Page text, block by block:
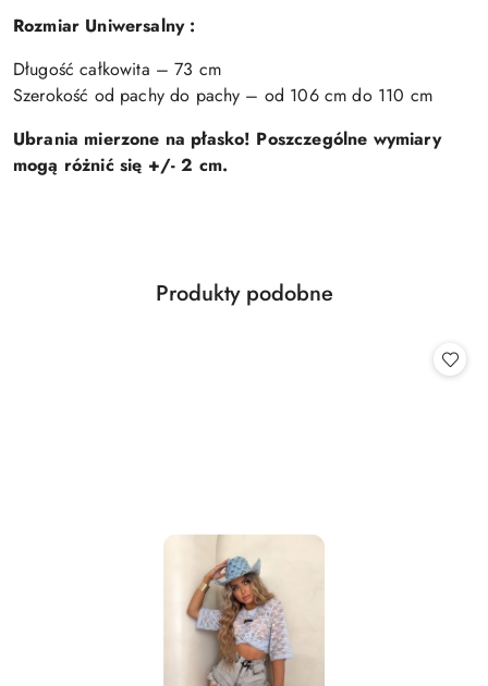
Rozmiar Uniwersalny :
Długość całkowita – 73 cm
Szerokość od pachy do pachy – od 106 cm do 110 cm
Ubrania mierzone na płasko! Poszczególne wymiary
mogą różnić się +/- 2 cm.
Pomiń karuzelę produktów
Produkty
Produkty podobne